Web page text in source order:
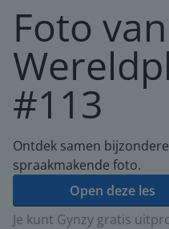
Foto
#113
Ontdek samen
spraakmakende foto.
Open deze les
Je kunt Gynzy gratis